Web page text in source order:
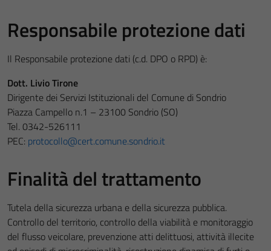
Responsabile protezione dati
Il Responsabile protezione dati (c.d. DPO o RPD) è:
Dott. Livio Tirone
Dirigente dei Servizi Istituzionali del Comune di Sondrio
Piazza Campello n.1 – 23100 Sondrio (SO)
Tel. 0342-526111
PEC: protocollo@cert.comune.sondrio.it
Finalità del trattamento
Tutela della sicurezza urbana e della sicurezza pubblica.
Controllo del territorio, controllo della viabilità e monitoraggio
del flusso veicolare, prevenzione atti delittuosi, attività illecite